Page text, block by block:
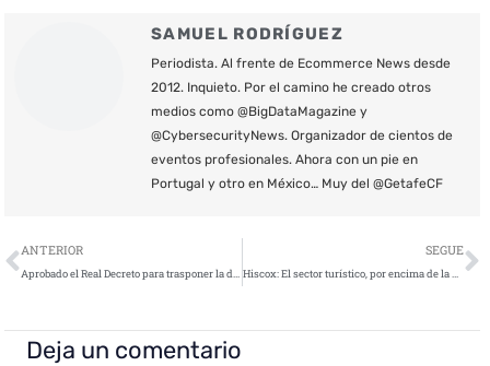
SAMUEL RODRÍGUEZ
Periodista. Al frente de Ecommerce News desde
2012. Inquieto. Por el camino he creado otros
medios como @BigDataMagazine y
@CybersecurityNews. Organizador de cientos de
eventos profesionales. Ahora con un pie en
Portugal y otro en México… Muy del @GetafeCF
Ant
ANTERIOR
Aprobado el Real Decreto para trasponer la directiva europea de ciberseguridad
SEGUE
Hiscox: El sector turístico, por encima de la media en ciberseguridad
Deja un comentario